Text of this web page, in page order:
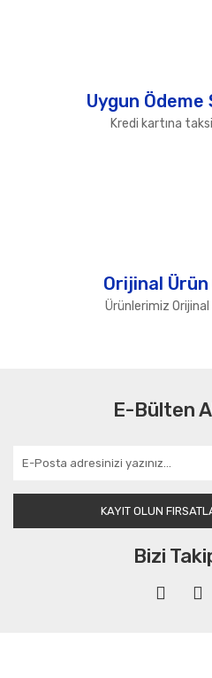
Uygun
Kredi kartına
Orijinal
Ürünlerimiz
E-Bülten
KAYIT OLUN
Bizi